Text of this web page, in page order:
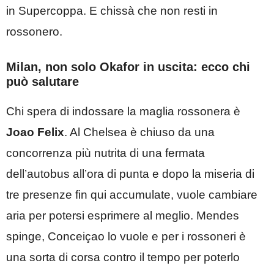
in Supercoppa. E chissà che non resti in
rossonero.
Milan, non solo Okafor in uscita: ecco chi
può salutare
Chi spera di indossare la maglia rossonera è
Joao Felix. Al Chelsea è chiuso da una
concorrenza più nutrita di una fermata
dell’autobus all’ora di punta e dopo la miseria di
tre presenze fin qui accumulate, vuole cambiare
aria per potersi esprimere al meglio. Mendes
spinge, Conceiçao lo vuole e per i rossoneri è
una sorta di corsa contro il tempo per poterlo